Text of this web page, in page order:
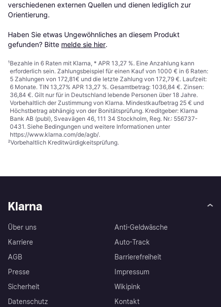
verschiedenen externen Quellen und dienen lediglich zur
Orientierung.
Haben Sie etwas Ungewöhnliches an diesem Produkt
gefunden? Bitte melde sie hier.
¹Bezahle in 6 Raten mit Klarna, * APR 13,27 %. Eine Anzahlung kann
erforderlich sein. Zahlungsbeispiel für einen Kauf von 1000 € in 6 Raten:
5 Zahlungen von 172,81€ und die letzte Zahlung von 172,79 €. Laufzeit:
6 Monate. TIN 13,27% APR 13,27 %. Gesamtbetrag: 1036,84 €. Zinsen:
36,84 €. Gilt nur für in Deutschland lebende Personen über 18 Jahre.
Vorbehaltlich der Zustimmung von Klarna. Mindestkaufbetrag 25 € und
Höchstbetrag abhängig von der Bonitätsprüfung. Kreditgeber: Klarna
Bank AB (publ), Sveavägen 46, 111 34 Stockholm, Reg. Nr.: 556737-
0431. Siehe Bedingungen und weitere Informationen unter
https://www.klarna.com/de/agb/.
²Vorbehaltlich Kreditwürdigkeitsprüfung.
Klarna
Über uns
Karriere
AGB
Presse
Sicherheit
Datenschutz
Anti-Geldwäsche
Auto-Track
Barrierefreiheit
Impressum
Wikipink
Kontakt